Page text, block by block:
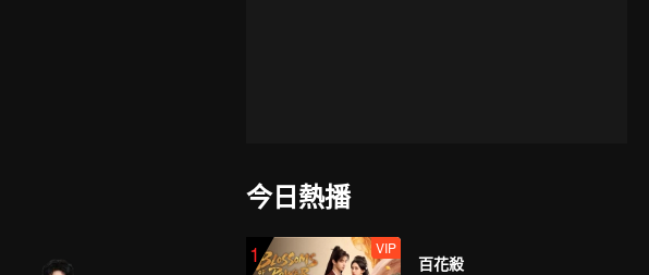
今日熱播
1 VIP
百花殺